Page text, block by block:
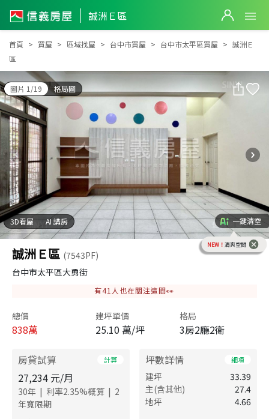
誠洲Ｅ區
首頁 買屋 區域找屋 台中市買屋 台中市太平區買屋
誠洲Ｅ
區
圖片 1/19 格局圖
3D看屋 AI 講房 一鍵清空
NEW！ 清爽空間
誠洲Ｅ區 (7543PF)
台中市太平區大勇街
有41 人也在關注這間👀
總價
838萬
建坪單價
25.10 萬/坪
格局
3房2廳2衛
房貸試算 計算
27,234 元/月
30年 | 利率2.35%概算 | 2
年寬限期
坪數詳情 細項
建坪
33.39
主(含其他)
27.4
地坪
4.66